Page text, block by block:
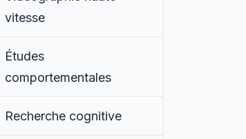
vitesse
Études
comportementales
Recherche cognitive